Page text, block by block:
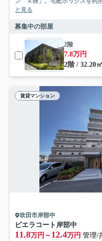
と見る
募集中の部屋
2階
7.8万円
2階 / 32.20
賃貸マンション
吹田市岸部中
ビエラコート岸部中
11.8万円～ 12.4万円 管理/